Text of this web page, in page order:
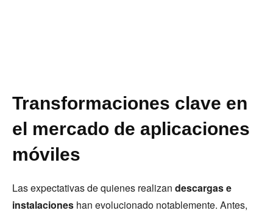
Transformaciones clave en
el mercado de aplicaciones
móviles
Las expectativas de quienes realizan descargas e
instalaciones han evolucionado notablemente. Antes,